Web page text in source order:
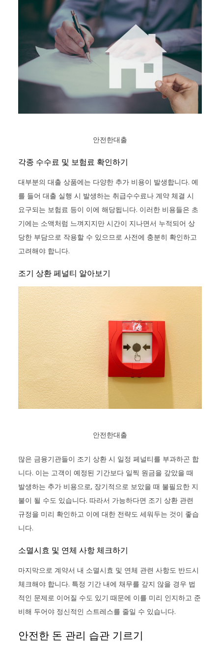
안전한대출
각종 수수료 및 보험료 확인하기
대부분의 대출 상품에는 다양한 추가 비용이 발생합니다. 예
를 들어 대출 실행 시 발생하는 취급수수료나 계약 체결 시
요구되는 보험료 등이 이에 해당됩니다. 이러한 비용들은 초
기에는 소액처럼 느껴지지만 시간이 지나면서 누적되어 상
당한 부담으로 작용할 수 있으므로 사전에 충분히 확인하고
고려해야 합니다.
조기 상환 페널티 알아보기
안전한대출
많은 금융기관들이 조기 상환 시 일정 페널티를 부과하곤 합
니다. 이는 고객이 예정된 기간보다 일찍 원금을 갚았을 때
발생하는 추가 비용으로, 장기적으로 보았을 때 불필요한 지
불이 될 수도 있습니다. 따라서 가능하다면 조기 상환 관련
규정을 미리 확인하고 이에 대한 전략도 세워두는 것이 좋습
니다.
소멸시효 및 연체 사항 체크하기
마지막으로 계약서 내 소멸시효 및 연체 관련 사항도 반드시
체크해야 합니다. 특정 기간 내에 채무를 갚지 않을 경우 법
적인 문제로 이어질 수도 있기 때문에 이를 미리 인지하고 준
비해 두어야 정신적인 스트레스를 줄일 수 있습니다.
안전한 돈 관리 습관 기르기